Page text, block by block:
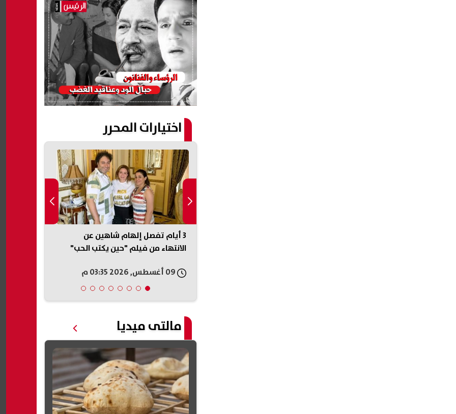
اختيارات المحرر
3 أيام تفصل إلهام شاهين عن
الانتهاء من فيلم "حين يكتب الحب"
مالتى ميديا